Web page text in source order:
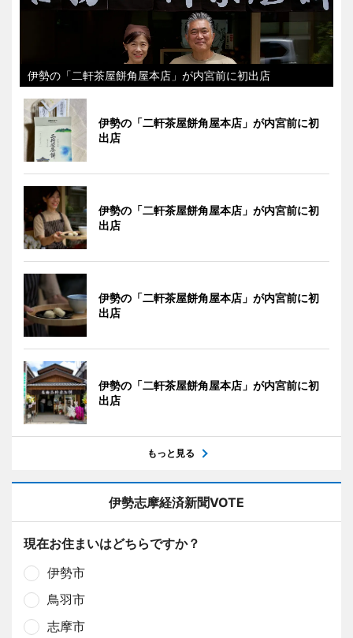
伊勢の「二軒茶屋餅角屋本店」が内宮前に初出店
伊勢の「二軒茶屋餅角屋本店」が内宮前に初
出店
伊勢の「二軒茶屋餅角屋本店」が内宮前に初
出店
伊勢の「二軒茶屋餅角屋本店」が内宮前に初
出店
伊勢の「二軒茶屋餅角屋本店」が内宮前に初
出店
もっと見る
伊勢志摩経済新聞VOTE
現在お住まいはどちらですか？
伊勢市
鳥羽市
志摩市